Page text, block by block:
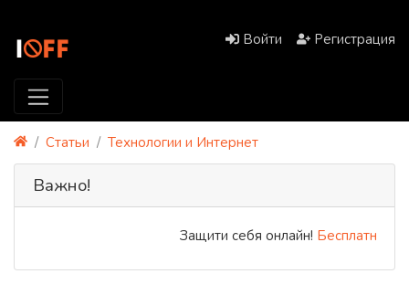
Войти Регистрация
Статьи Технологии и Интернет
Важно!
Защити себя онлайн!Бесплатный